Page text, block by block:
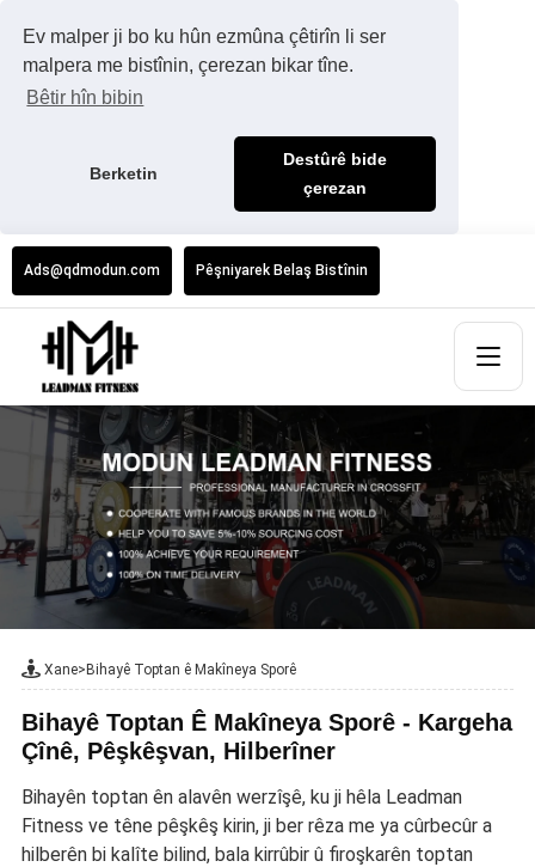
Ev malper ji bo ku hûn ezmûna çêtirîn li ser
malpera me bistînin, çerezan bikar tîne.
Bêtir hîn bibin
Berketin
Destûrê bide
çerezan
Ads@qdmodun.com Pêşniyarek Belaş Bistînin
Xane>Bihayê Toptan ê Makîneya Sporê
Bihayê Toptan Ê Makîneya Sporê - Kargeha
Çînê, Pêşkêşvan, Hilberîner
Bihayên toptan ên alavên werzîşê, ku ji hêla Leadman
Fitness ve têne pêşkêş kirin, ji ber rêza me ya cûrbecûr a
hilberên bi kalîte bilind, bala kirrûbir û firoşkarên toptan